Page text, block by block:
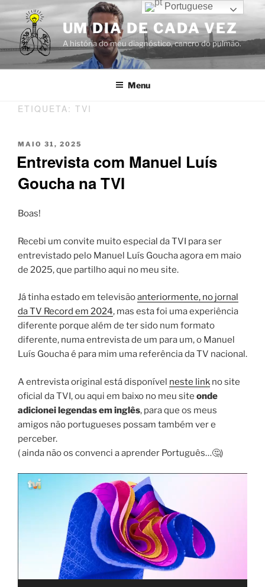
conteúdo
UM DIA DE CADA VEZ
A história do meu diagnóstico, cancro do pulmão.
Menu
ETIQUETA: TVI
PUBLICADO
MAIO 31, 2025
Entrevista com Manuel Luís
Goucha na TVI
Boas!
Recebi um convite muito especial da TVI para ser
entrevistado pelo Manuel Luís Goucha agora em maio
de 2025, que partilho aqui no meu site.
Já tinha estado em televisãoanteriormente, no jornal
da TV Record em 2024, mas esta foi uma experiência
diferente porque além de ter sido num formato
diferente, numa entrevista de um para um, o Manuel
Luís Goucha é para mim uma referência da TV nacional.
A entrevista original está disponível neste link no site
oficial da TVI, ou aqui em baixo no meu site onde
adicionei legendas em inglês, para que os meus
amigos não portugueses possam também ver e
perceber.
( ainda não os convenci a aprender Português…🤔)
Reprodutor
Portuguese